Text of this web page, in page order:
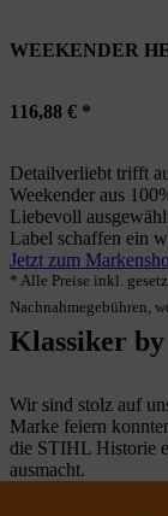
WEEKENDER
116,88 € *
Detailverliebt trifft
Weekender aus
Liebevoll
Label schaffen ein
Jetzt zum
* Alle Preise inkl.
Nachnahmegebühren,
Klassiker
Wir sind stolz auf
Marke feiern
die STIHL Historie
ausmacht.